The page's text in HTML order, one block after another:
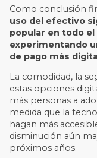
Como conclusión
uso del efectivo
popular en todo
experimentando
de pago más
La comodidad, la
estas opciones
más personas a
medida que la
hagan más
disminución aún
próximos años.